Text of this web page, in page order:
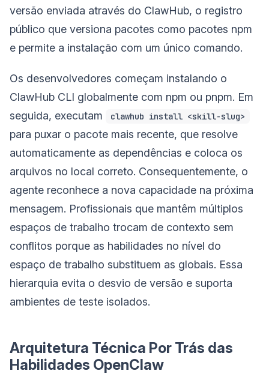
versão enviada através do ClawHub, o registro
público que versiona pacotes como pacotes npm
e permite a instalação com um único comando.
Os desenvolvedores começam instalando o
ClawHub CLI globalmente com npm ou pnpm. Em
seguida, executam
clawhub install <skill-slug>
para puxar o pacote mais recente, que resolve
automaticamente as dependências e coloca os
arquivos no local correto. Consequentemente, o
agente reconhece a nova capacidade na próxima
mensagem. Profissionais que mantêm múltiplos
espaços de trabalho trocam de contexto sem
conflitos porque as habilidades no nível do
espaço de trabalho substituem as globais. Essa
hierarquia evita o desvio de versão e suporta
ambientes de teste isolados.
Arquitetura Técnica Por Trás das
Habilidades OpenClaw